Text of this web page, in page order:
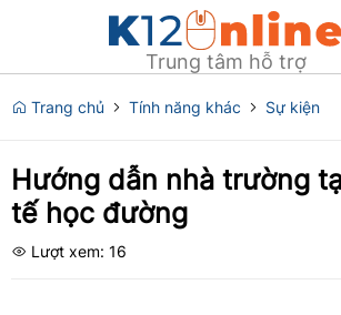
Trung tâm hỗ trợ
Trang chủ Tính năng khác Sự kiện
Hướng dẫn nhà trường
tế học đường
Lượt xem: 16